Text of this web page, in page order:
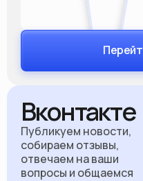
Вконтакте
Публикуем новости,
собираем отзывы,
отвечаем на ваши
вопросы и общаемся